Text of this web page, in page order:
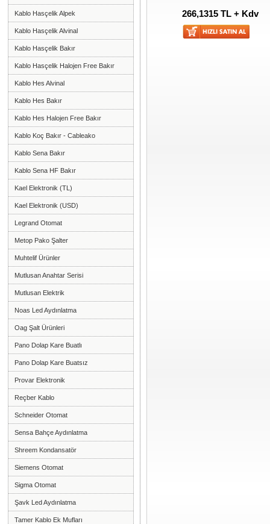
Kablo Hasçelik Alpek
Kablo Hasçelik Alvinal
Kablo Hasçelik Bakır
Kablo Hasçelik Halojen Free Bakır
Kablo Hes Alvinal
Kablo Hes Bakır
Kablo Hes Halojen Free Bakır
Kablo Koç Bakır - Cableako
Kablo Sena Bakır
Kablo Sena HF Bakır
Kael Elektronik (TL)
Kael Elektronik (USD)
Legrand Otomat
Metop Pako Şalter
Muhtelif Ürünler
Mutlusan Anahtar Serisi
Mutlusan Elektrik
Noas Led Aydınlatma
Oag Şalt Ürünleri
Pano Dolap Kare Buatlı
Pano Dolap Kare Buatsız
Provar Elektronik
Reçber Kablo
Schneider Otomat
Sensa Bahçe Aydınlatma
Shreem Kondansatör
Siemens Otomat
Sigma Otomat
Şavk Led Aydınlatma
Tamer Kablo Ek Mufları
266,1315 TL + Kdv